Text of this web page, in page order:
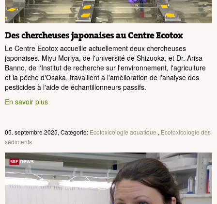
Des chercheuses japonaises au Centre Ecotox
Le Centre Ecotox accueille actuellement deux chercheuses
japonaises. Miyu Moriya, de l'université de Shizuoka, et Dr. Arisa
Banno, de l'Institut de recherche sur l'environnement, l'agriculture
et la pêche d'Osaka, travaillent à l'amélioration de l'analyse des
pesticides à l'aide de échantillonneurs passifs.
En savoir plus
05. septembre 2025, Catégorie: Ecotoxicologie aquatique , Ecotoxicologie des
sédiments